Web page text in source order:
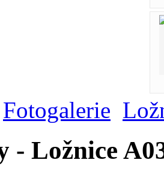
Fotogalerie
- Ložnice